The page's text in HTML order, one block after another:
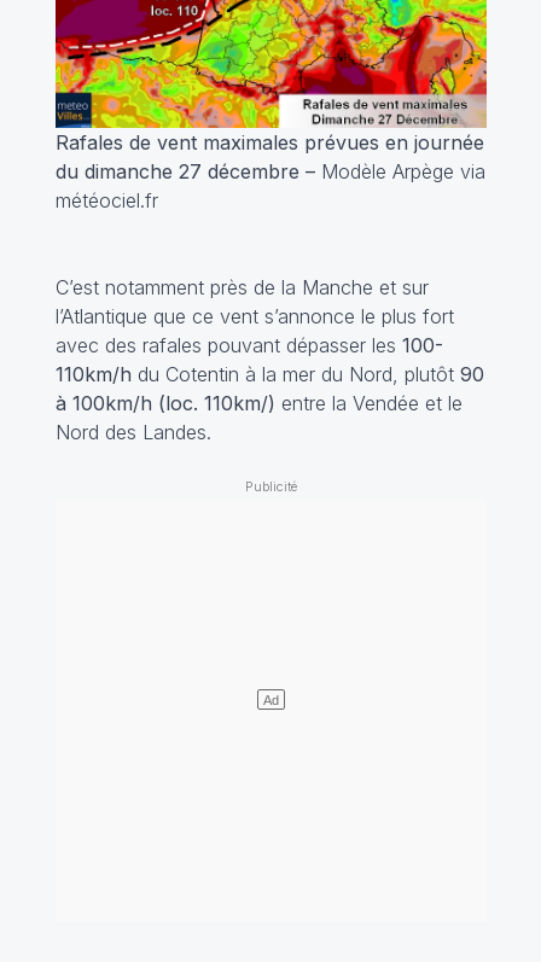
Rafales de vent maximales prévues en journée
du dimanche 27 décembre – Modèle Arpège via
météociel.fr
C’est notamment près de la Manche et sur
l’Atlantique que ce vent s’annonce le plus fort
avec des rafales pouvant dépasser les 100-
110km/h du Cotentin à la mer du Nord, plutôt 90
à 100km/h (loc. 110km/) entre la Vendée et le
Nord des Landes.